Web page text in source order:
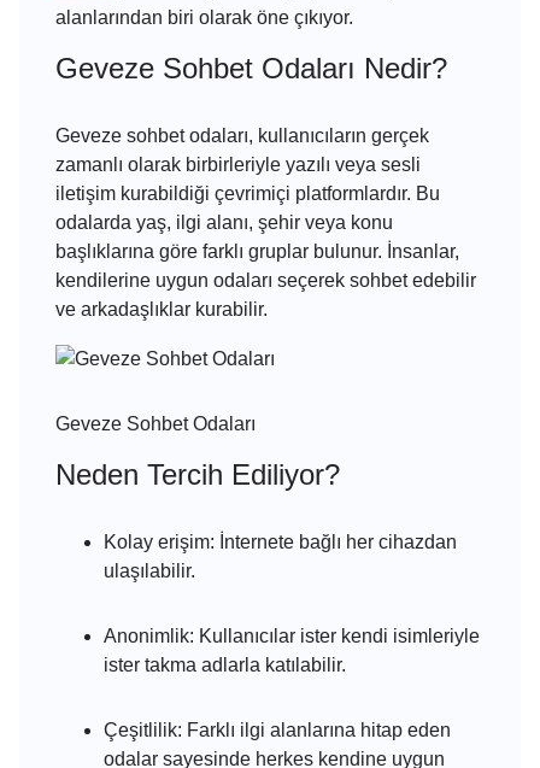
alanlarından biri olarak öne çıkıyor.
Geveze Sohbet Odaları Nedir?
Geveze sohbet odaları, kullanıcıların gerçek
zamanlı olarak birbirleriyle yazılı veya sesli
iletişim kurabildiği çevrimiçi platformlardır. Bu
odalarda yaş, ilgi alanı, şehir veya konu
başlıklarına göre farklı gruplar bulunur. İnsanlar,
kendilerine uygun odaları seçerek sohbet edebilir
ve arkadaşlıklar kurabilir.
Geveze Sohbet Odaları
Neden Tercih Ediliyor?
Kolay erişim: İnternete bağlı her cihazdan
ulaşılabilir.
Anonimlik: Kullanıcılar ister kendi isimleriyle
ister takma adlarla katılabilir.
Çeşitlilik: Farklı ilgi alanlarına hitap eden
odalar sayesinde herkes kendine uygun